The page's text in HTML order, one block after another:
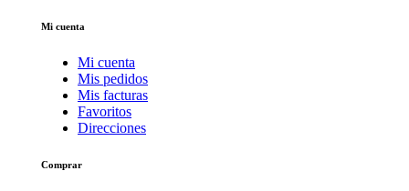
Mi cuenta
Mi cuenta
Mis pedidos
Mis facturas
Favoritos
Direcciones
Comprar